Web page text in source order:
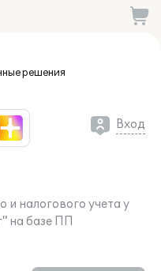
решения
Вход
и налогового учета у
базе ПП